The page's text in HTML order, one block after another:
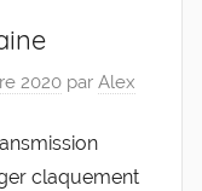
2020 par Alex
cla­que­ment